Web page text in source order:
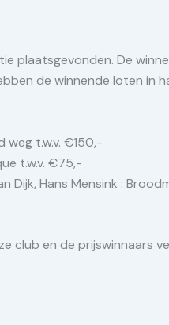
plaatsgevonden. De
de winnende loten in
weg t.w.v. €150,-
t.w.v. €75,-
Dijk, Hans Mensink :
club en de prijswinnaars